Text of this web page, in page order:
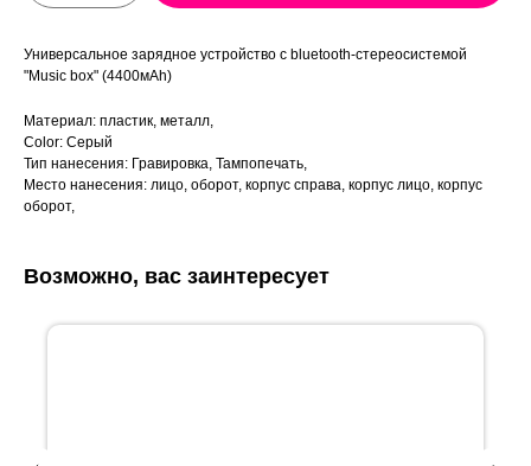
Универсальное зарядное устройство c bluetooth-стереосистемой
"Music box" (4400мАh)
Материал: пластик, металл,
Color: Серый
Тип нанесения: Гравировка, Тампопечать,
Место нанесения: лицо, оборот, корпус справа, корпус лицо, корпус
оборот,
Возможно, вас заинтересует